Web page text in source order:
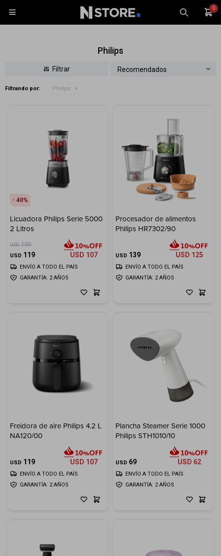
0

Philips
Recomendados
Filtrando por: Philips
40
Licuadora Philips Serie 5000
2 Litros
USD 199
USD 119 USD 107
GARANTÍA: 2 AÑOS
ENVÍO A TODO EL PAÍS
Procesador de alimentos
Philips HR7302/90
USD 139 USD 125
GARANTÍA: 2 AÑOS
ENVÍO A TODO EL PAÍS
Freidora de aire Philips 4.2 L
NA120/00
USD 119 USD 107
GARANTÍA: 2 AÑOS
ENVÍO A TODO EL PAÍS
Plancha Steamer Serie 1000
Philips STH1010/10
USD 69 USD 62
GARANTÍA: 2 AÑOS
ENVÍO A TODO EL PAÍS
TV y Audio
Movilidad
Tiendas